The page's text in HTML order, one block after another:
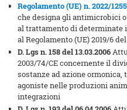
Regolamento (UE) n. 2022/
che designa gli antimicrobici
al trattamento di determinate
al Regolamento (UE) 2019/6
D. Lgs n. 158 del 13.03.2006
2003/74/CE concernente il
sostanze ad azione
agoniste nelle produzioni
integrazioni